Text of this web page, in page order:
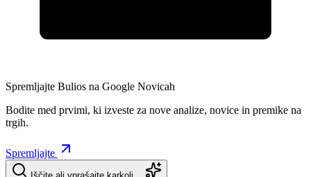
Spremljajte Bulios na Google Novicah
Bodite med prvimi, ki izveste za nove analize, novice in premike na
trgih.
Spremljajte